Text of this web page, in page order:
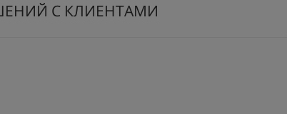
С КЛИЕНТАМИ